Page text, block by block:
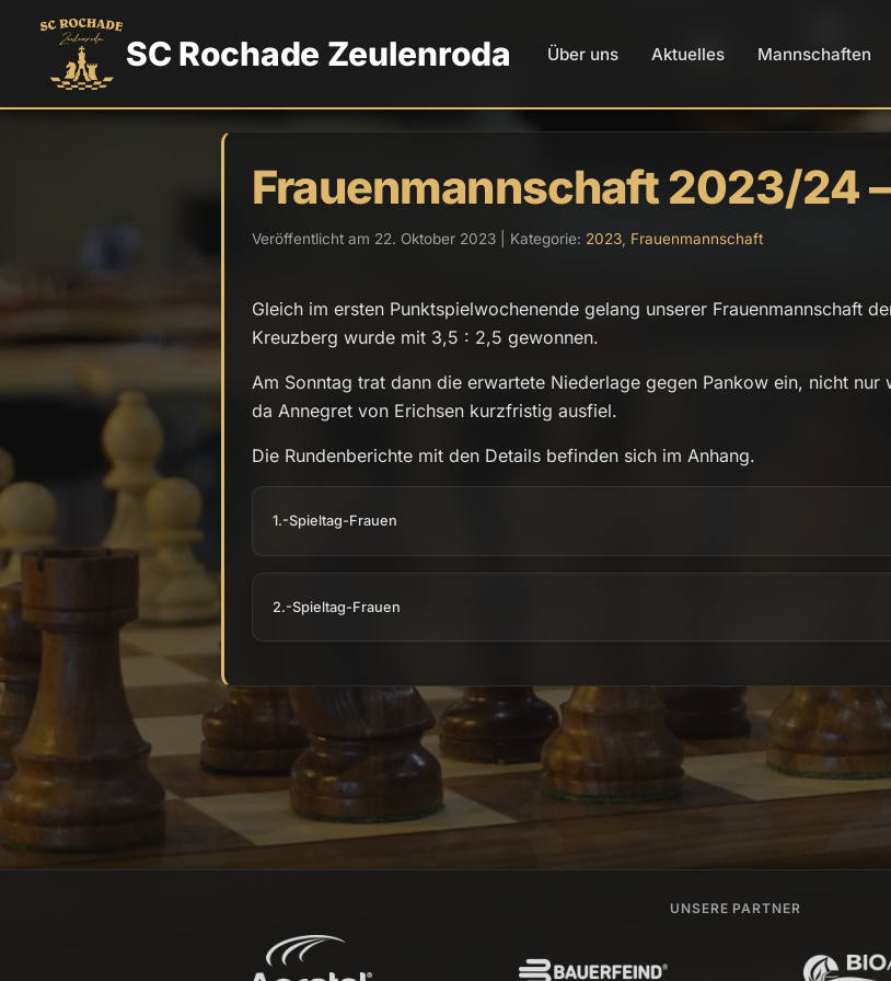
SC Rochade Zeulenroda Über uns Aktuelles Mannschaften
Frauenmannschaft 2023/24
Veröffentlicht am 22. Oktober 2023 | Kategorie: 2023 Frauenmannschaft
Gleich im ersten Punktspielwochenende gelang unserer Frauenmannschaft
Kreuzberg wurde mit 3,5 : 2,5 gewonnen.
Am Sonntag trat dann die erwartete Niederlage gegen Pankow ein, nicht
da Annegret von Erichsen kurzfristig ausfiel.
Die Rundenberichte mit den Details befinden sich im Anhang.
1.-Spieltag-Frauen
2.-Spieltag-Frauen
UNSERE PARTNER